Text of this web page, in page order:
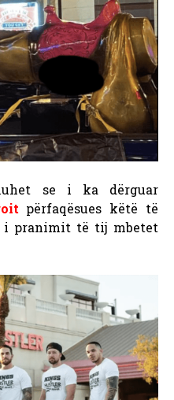
se i ka dërguar
përfaqësues këtë të
i pranimit të tij mbetet